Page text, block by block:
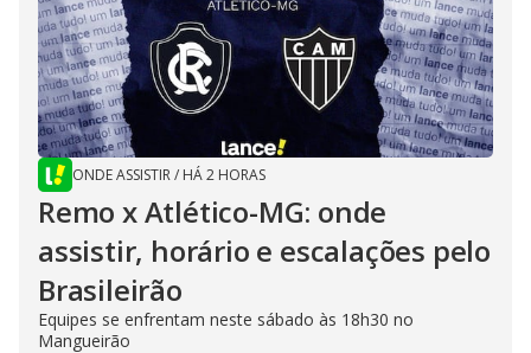
ONDE ASSISTIR/ HÁ 2 HORAS
Remo x Atlético-MG: onde
assistir, horário e escalações pelo
Brasileirão
Equipes se enfrentam neste sábado às 18h30 no
Mangueirão